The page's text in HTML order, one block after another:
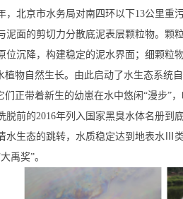
，北京市水务局对南四环以下13公里
泥面的剪切力分散底泥表层颗粒物。
位沉降，构建稳定的泥水界面；细颗粒
植物自然生长。由此启动了水生态系统
们正带着新生的幼崽在水中悠闲“漫步”
脱前的2016年列入国家黑臭水体名册到
水生态的跳转，水质稳定达到地表水Ⅲ
禹奖”。